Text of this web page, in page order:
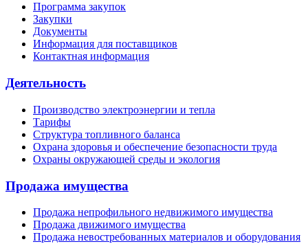
Программа закупок
Закупки
Документы
Информация для поставщиков
Контактная информация
Деятельность
Производство электроэнергии и тепла
Тарифы
Структура топливного баланса
Охрана здоровья и обеспечение безопасности труда
Охраны окружающей среды и экология
Продажа имущества
Продажа непрофильного недвижимого имущества
Продажа движимого имущества
Продажа невостребованных материалов и оборудования